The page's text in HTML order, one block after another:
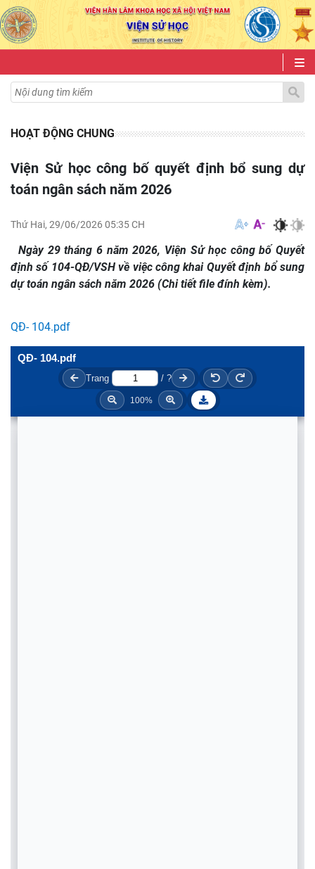
HOẠT ĐỘNG CHUNG
Viện Sử học công bố quyết định bổ sung dự
toán ngân sách năm 2026
Thứ Hai, 29/06/2026 05:35 CH
Ngày 29 tháng 6 năm 2026, Viện Sử học công bố Quyết
định số 104-QĐ/VSH về việc công khai Quyết định bổ sung
dự toán ngân sách năm 2026 (Chi tiết file đính kèm).
QĐ- 104.pdf